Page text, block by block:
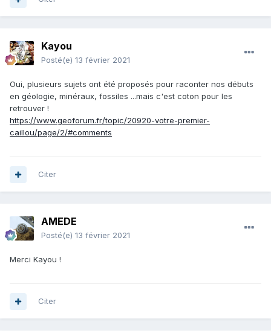
Kayou
Posté(e) 13 février 2021
Oui, plusieurs sujets ont été proposés pour raconter nos débuts
en géologie, minéraux, fossiles ...mais c'est coton pour les
retrouver !
https://www.geoforum.fr/topic/20920-votre-premier-
caillou/page/2/#comments
Citer
AMEDE
Posté(e) 13 février 2021
Merci Kayou !
Citer